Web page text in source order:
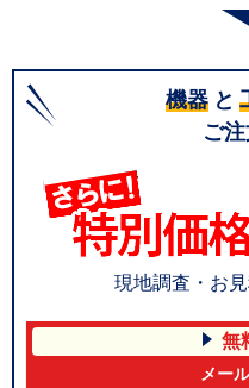
機器 と
ご
現地調査・お
無
メー